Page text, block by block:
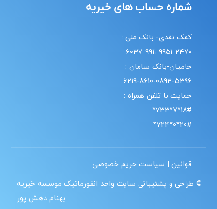
شماره حساب های خیریه
کمک نقدی- بانک ملی :
6037-9911-9951-2470
حامیان-بانک سامان :
6219-8610-0893-5396
حمایت با تلفن همراه :
18#*7*733*
20#*0*724*
قوانین | سیاست حریم خصوصی
© طراحی و پشتیبانی سایت واحد انفورماتیک موسسه خیریه
بهنام دهش پور